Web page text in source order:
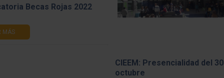
Becas Rojas 2022
MÁS
CIEEM: Presencialidad del
octubre